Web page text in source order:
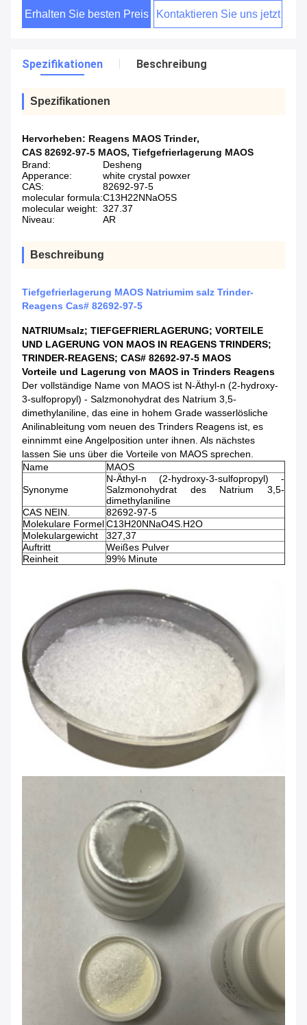
Erhalten Sie besten Preis Kontaktieren Sie uns jetzt
Spezifikationen Beschreibung
Spezifikationen
Hervorheben: Reagens MAOS Trinder,
CAS 82692-97-5 MAOS, Tiefgefrierlagerung MAOS
Brand:
Desheng
Apperance:
white crystal powxer
CAS:
82692-97-5
molecular formula:C13H22NNaO5S
molecular weight: 327.37
Niveau:
AR
Beschreibung
Tiefgefrierlagerung MAOS Natriumim salz Trinder-
Reagens Cas# 82692-97-5
NATRIUMsalz; TIEFGEFRIERLAGERUNG; VORTEILE
UND LAGERUNG VON MAOS IN REAGENS TRINDERS;
TRINDER-REAGENS; CAS# 82692-97-5 MAOS
Vorteile und Lagerung von MAOS in Trinders Reagens
Der vollständige Name von MAOS ist N-Äthyl-n (2-hydroxy-
3-sulfopropyl) - Salzmonohydrat des Natrium 3,5-
dimethylaniline, das eine in hohem Grade wasserlösliche
Anilinableitung vom neuen des Trinders Reagens ist, es
einnimmt eine Angelposition unter ihnen. Als nächstes
lassen Sie uns über die Vorteile von MAOS sprechen.
Name
MAOS
Synonyme
N-Äthyl-n (2-hydroxy-3-sulfopropyl) -
Salzmonohydrat des Natrium 3,5-
dimethylaniline
CAS NEIN.
82692-97-5
Molekulare FormelC13H20NNaO4S.H2O
Molekulargewicht
327,37
Auftritt
Weißes Pulver
Reinheit
99% Minute